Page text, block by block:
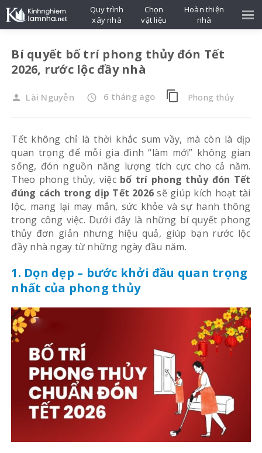
Bí quyết bố trí phong thủy đón Tết
2026, rước lộc đầy nhà
person Lài Nguyễn access_time 6 tháng ago content_copy Phong thủy
Tết không chỉ là thời khắc sum vầy, mà còn là dịp
quan trọng để mỗi gia đình “làm mới” không gian
sống, đón nguồn năng lượng tích cực cho cả năm.
Theo phong thủy, việc bố trí phong thủy đón Tết
đúng cách trong dịp Tết 2026 sẽ giúp kích hoạt tài
lộc, mang lại may mắn, sức khỏe và sự hanh thông
trong công việc. Dưới đây là những bí quyết phong
thủy đơn giản nhưng hiệu quả, giúp bạn rước lộc
đầy nhà ngay từ những ngày đầu năm.
1. Dọn dẹp – bước khởi đầu quan trọng
nhất của phong thủy
Quy trình
xây nhà
Chọn
vật liệu
Hoàn thiện
nhà